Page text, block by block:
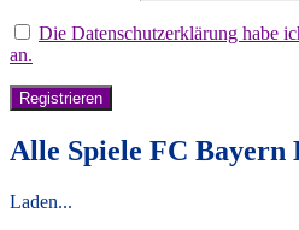
Die Datenschutzerklärung habe
an.
Alle Spiele FC Bayern
Laden...